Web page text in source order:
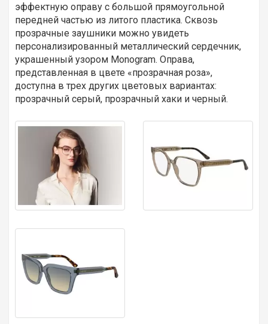
эффектную оправу с большой прямоугольной
передней частью из литого пластика. Сквозь
прозрачные заушники можно увидеть
персонализированный металлический сердечник,
украшенный узором Monogram. Оправа,
представленная в цвете «прозрачная роза»,
доступна в трех других цветовых вариантах:
прозрачный серый, прозрачный хаки и черный.